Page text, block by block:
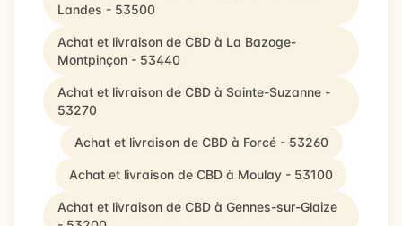
Landes - 53500
Achat et livraison de CBD à La Bazoge-
Montpinçon - 53440
Achat et livraison de CBD à Sainte-Suzanne -
53270
Achat et livraison de CBD à Forcé - 53260
Achat et livraison de CBD à Moulay - 53100
Achat et livraison de CBD à Gennes-sur-Glaize